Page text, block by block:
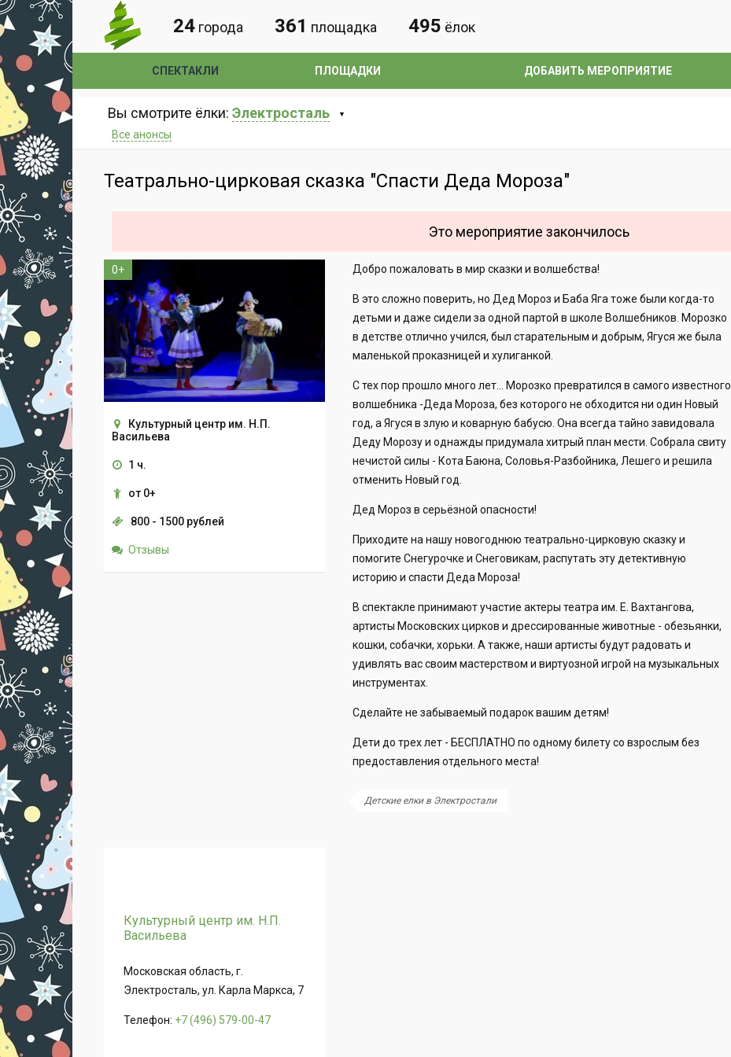
24 города 361 площадка 495 ёлок
СПЕКТАКЛИ ПЛОЩАДКИ ДОБАВИТЬ МЕРОПРИЯТИЕ
Вы смотрите ёлки: Электросталь
Все анонсы
Театрально-цирковая сказка "Спасти Деда Мороза"
Это мероприятие закончилось
0+
Культурный центр им. Н.П.
Васильева
1 ч.
от 0+
800 - 1500 рублей
Отзывы
Добро пожаловать в мир сказки и волшебства!
В это сложно поверить, но Дед Мороз и Баба Яга тоже были когда-то
детьми и даже сидели за одной партой в школе Волшебников. Морозко
в детстве отлично учился, был старательным и добрым, Ягуся же была
маленькой проказницей и хулиганкой.
С тех пор прошло много лет... Морозко превратился в самого известного
волшебника -Деда Мороза, без которого не обходится ни один Новый
год, а Ягуся в злую и коварную бабусю. Она всегда тайно завидовала
Деду Морозу и однажды придумала хитрый план мести. Собрала свиту
нечистой силы - Кота Баюна, Соловья-Разбойника, Лешего и решила
отменить Новый год.
Дед Мороз в серьёзной опасности!
Приходите на нашу новогоднюю театрально-цирковую сказку и
помогите Снегурочке и Снеговикам, распутать эту детективную
историю и спасти Деда Мороза!
В спектакле принимают участие актеры театра им. Е. Вахтангова,
артисты Московских цирков и дрессированные животные - обезьянки,
кошки, собачки, хорьки. А также, наши артисты будут радовать и
удивлять вас своим мастерством и виртуозной игрой на музыкальных
инструментах.
Сделайте не забываемый подарок вашим детям!
Дети до трех лет - БЕСПЛАТНО по одному билету со взрослым без
предоставления отдельного места!
Детские елки в Электростали
Культурный центр им. Н.П.
Васильева
Московская область, г.
Электросталь, ул. Карла Маркса, 7
Телефон: +7 (496) 579-00-47